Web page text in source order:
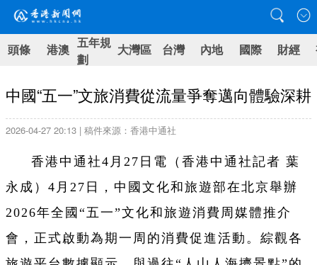
頭條 港澳 五年規
劃
大灣區 台灣 內地 國際 財經
中國“五一”文旅消費從流量爭奪邁向體驗深耕
2026-04-27 20:13 | 稿件來源：香港中通社
香港中通社4月27日電（香港中通社記者 葉
永成）4月27日，中國文化和旅遊部在北京舉辦
2026年全國“五一”文化和旅遊消費周媒體推介
會，正式啟動為期一周的消費促進活動。綜觀各